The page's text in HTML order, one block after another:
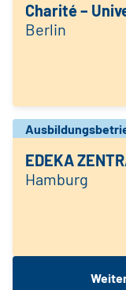
Charité –
Berlin
EDEKA
Hamburg